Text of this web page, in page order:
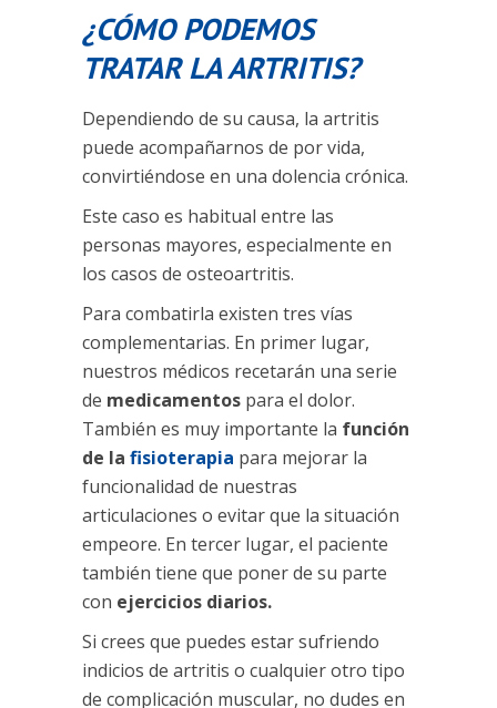
¿CÓMO PODEMOS
TRATAR LA ARTRITIS?
Dependiendo de su causa, la artritis
puede acompañarnos de por vida,
convirtiéndose en una dolencia crónica.
Este caso es habitual entre las
personas mayores, especialmente en
los casos de osteoartritis.
Para combatirla existen tres vías
complementarias. En primer lugar,
nuestros médicos recetarán una serie
de medicamentos para el dolor.
También es muy importante la función
de la fisioterapia para mejorar la
funcionalidad de nuestras
articulaciones o evitar que la situación
empeore. En tercer lugar, el paciente
también tiene que poner de su parte
con ejercicios diarios.
Si crees que puedes estar sufriendo
indicios de artritis o cualquier otro tipo
de complicación muscular, no dudes en